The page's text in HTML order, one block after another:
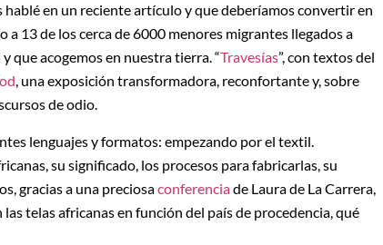
en un reciente artículo y que deberíamos convertir en
13 de los cerca de 6000 menores migrantes llegados a
que acogemos en nuestra tierra. “Travesías”, con textos del
, una exposición transformadora, reconfortante y, sobre
de odio.
lenguajes y formatos: empezando por el textil.
su significado, los procesos para fabricarlas, su
gracias a una preciosaconferenciade Laura de La Carrera,
las telas africanas en función del país de procedencia, qué